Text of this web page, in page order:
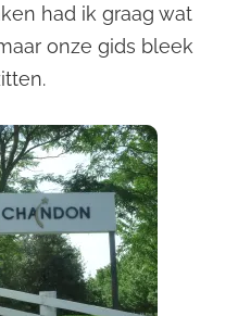
had ik graag wat
onze gids bleek